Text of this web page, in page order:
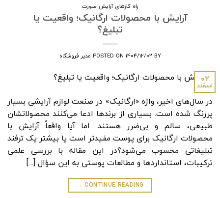
راه کارهای آرایش صورت
آرایش با محصولات ارگانیک؛ واقعیت یا
تبلیغ؟
POSTED ON ۱۴۰۴/۱۲/۰۲ BY مدیر فروشگاه
۰۲
اسفند
در سال‌های اخیر، واژه «ارگانیک» در صنعت لوازم آرایشی بسیار
پررنگ شده است. بسیاری از برندها ادعا می‌کنند محصولاتشان
طبیعی، سالم و بی‌ضرر هستند. اما آیا واقعاً آرایش با
محصولات ارگانیک برای پوست مفیدتر است یا بیشتر یک ترفند
تبلیغاتی محسوب می‌شود؟در این مقاله با بررسی علمی
ترکیبات، استانداردها و مطالعات پوستی به این سؤال […]
CONTINUE READING
→